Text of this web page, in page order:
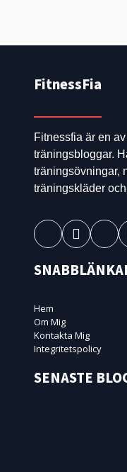
FitnessFia
Fitnessfia är en
träningsbloggar.
träningsövningar,
träningskläder
Hem
Om Mig
Kontakta Mig
Integritetspolicy
SENASTE